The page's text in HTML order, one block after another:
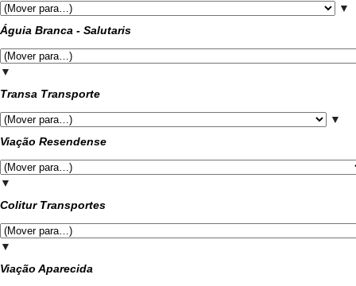
▼
Águia Branca - Salutaris
▼
Transa Transporte
▼
Viação Resendense
▼
Colitur Transportes
▼
Viação Aparecida